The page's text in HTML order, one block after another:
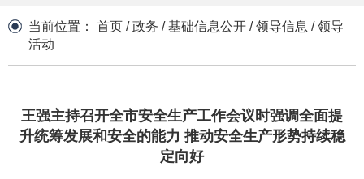
当前位置： 首页 /政务 /基础信息公开 /领导信息 /领导
活动
王强主持召开全市安全生产工作会议时强调全面提
升统筹发展和安全的能力 推动安全生产形势持续稳
定向好